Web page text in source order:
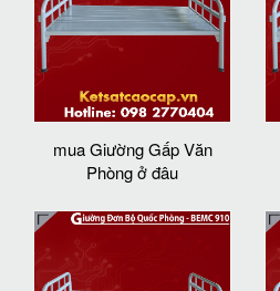
mua Giường Gấp Văn
Phòng ở đâu